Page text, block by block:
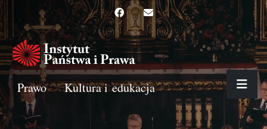
Prawo Kultura i edukacja